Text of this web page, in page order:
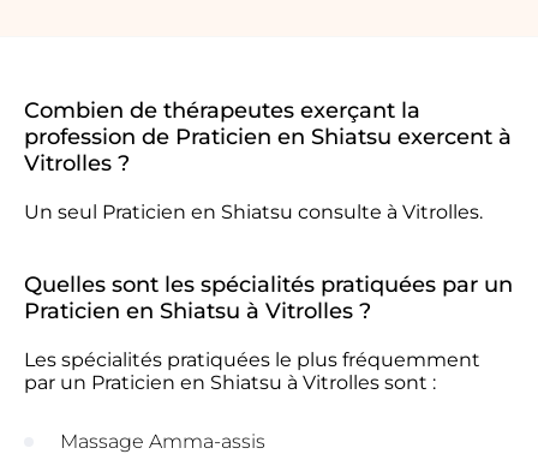
Combien de thérapeutes exerçant la
profession de Praticien en Shiatsu exercent à
Vitrolles ?
Un seul Praticien en Shiatsu consulte à Vitrolles.
Quelles sont les spécialités pratiquées par un
Praticien en Shiatsu à Vitrolles ?
Les spécialités pratiquées le plus fréquemment
par un Praticien en Shiatsu à Vitrolles sont :
Massage Amma-assis